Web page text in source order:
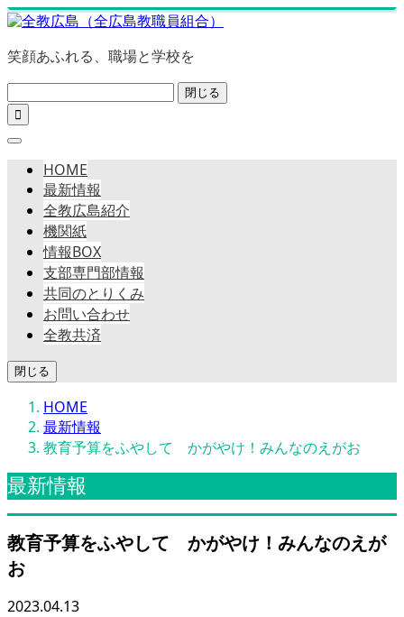
笑顔あふれる、職場と学校を
閉じる

HOME
最新情報
全教広島紹介
機関紙
情報BOX
支部専門部情報
共同のとりくみ
お問い合わせ
全教共済
閉じる
HOME
最新情報
教育予算をふやして かがやけ！みんなのえがお
最新情報
教育予算をふやして かがやけ！みんなのえが
お
2023.04.13